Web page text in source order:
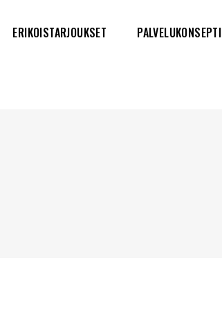
ERIKOISTARJOUKSET PALVELUKONSEPTI